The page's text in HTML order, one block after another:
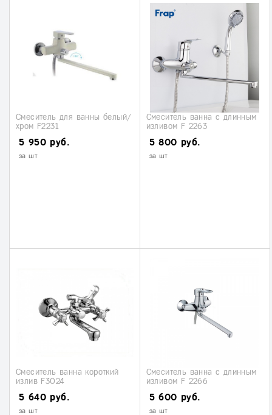
Смеситель для ванны белый/
хром F2231
5 950 руб.
за шт
Смеситель ванна с длинным
изливом F 2263
5 800 руб.
за шт
Смеситель ванна короткий
излив F3024
5 640 руб.
за шт
Смеситель ванна с длинным
изливом F 2266
5 600 руб.
за шт